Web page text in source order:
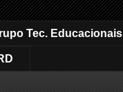
Tec. Educacionais